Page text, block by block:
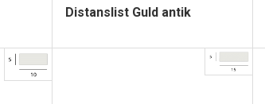
Distanslist Guld antik